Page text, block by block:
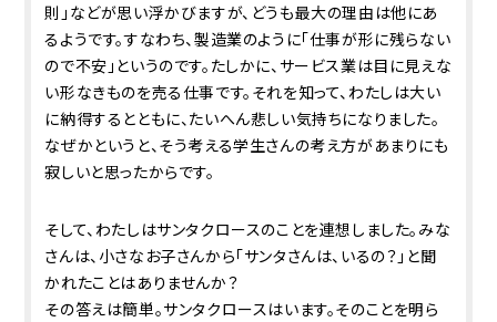
則」などが思い浮かびますが、どうも最大の理由は他にあ
るようです。すなわち、製造業のように「仕事が形に残らない
ので不安」というのです。たしかに、サービス業は目に見えな
い形なきものを売る仕事です。それを知って、わたしは大い
に納得するとともに、たいへん悲しい気持ちになりました。
なぜかというと、そう考える学生さんの考え方があまりにも
寂しいと思ったからです。
そして、わたしはサンタクロースのことを連想しました。みな
さんは、小さなお子さんから「サンタさんは、いるの？」と聞
かれたことはありませんか？
その答えは簡単。サンタクロースはいます。そのことを明ら